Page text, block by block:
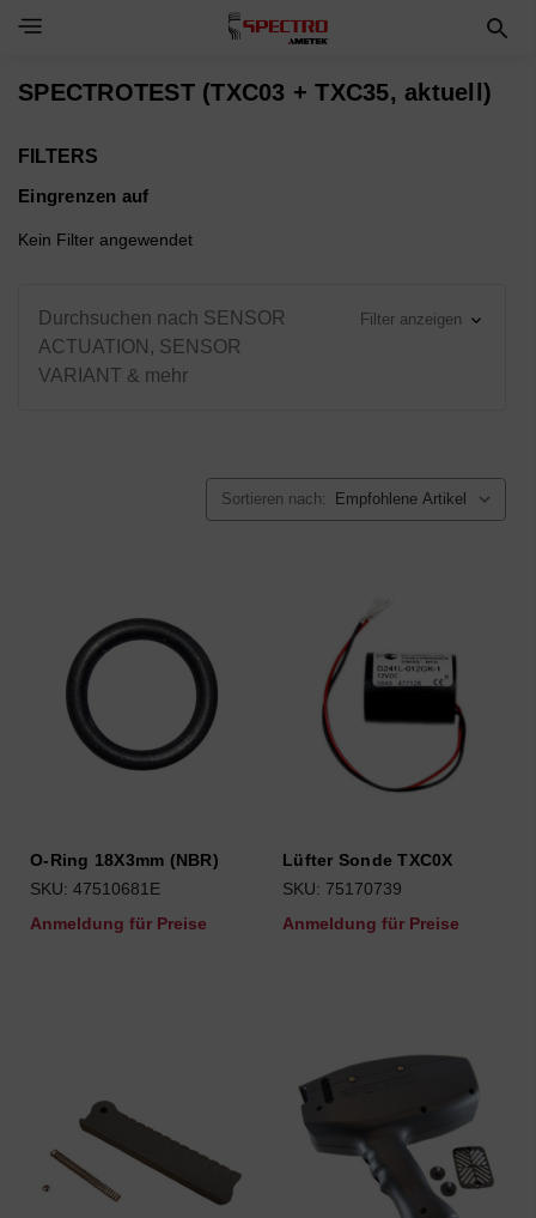
Toggle Navigation Menu
SPECTROTEST (TXC03 + TXC35, aktuell)
FILTERS
Eingrenzen auf
Kein Filter angewendet
Durchsuchen nach SENSOR
ACTUATION, SENSOR
VARIANT & mehr
Filter anzeigen
Sortieren nach:
O-Ring 18X3mm (NBR)
SKU: 47510681E
Anmeldung für Preise
Lüfter Sonde TXC0X
SKU: 75170739
Anmeldung für Preise